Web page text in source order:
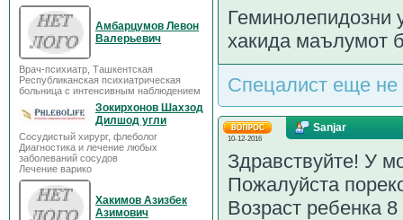
Амбарцумов Левон
Валерьевич
Врач-психиатр, Ташкентская
Республиканская психиатрическая
больница с интенсивным наблюдением
Зокирхонов Шахзод
Дилшод угли
Сосудистый хирург, флеболог
Диагностика и лечение любых
заболеваний сосудов
Лечение варико
Хакимов Азизбек
Азимович
Геминолепидозни
хакида маълумот
Спецалист еще не
10-12-2016
Sanjar
Здравствуйте! У
Пожалуйста
Возраст ребенка